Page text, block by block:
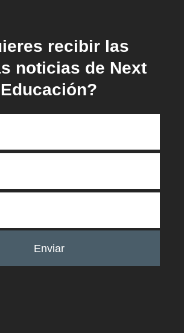
recibir las
noticias de Next
Educación?
Enviar